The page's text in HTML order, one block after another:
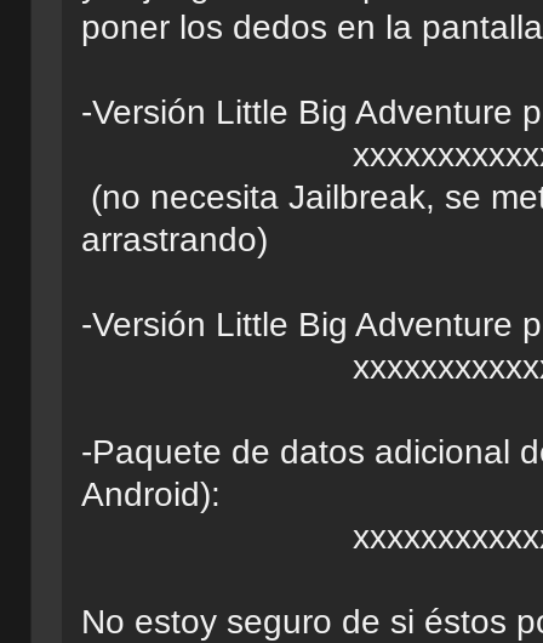
poner los dedos en la
-Versión Little Big Adventure
(no necesita Jailbreak, se
arrastrando)
-Versión Little Big Adventure
-Paquete de datos adicional
Android):
No estoy seguro de si éstos